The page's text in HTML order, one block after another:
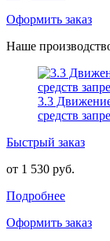
Оформить заказ
Наше
3.3
средств
Быстрый заказ
от 1 530 руб.
Подробнее
Оформить заказ